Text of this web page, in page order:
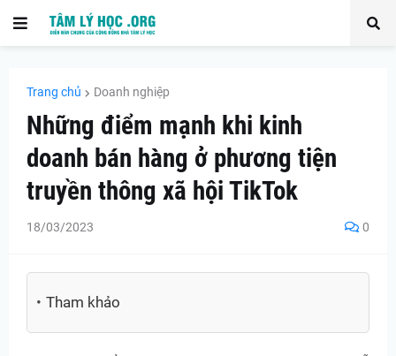
Trang chủ Doanh nghiệp
Những điểm mạnh khi kinh
doanh bán hàng ở phương tiện
truyền thông xã hội TikTok
18/03/2023 0
Tham khảo